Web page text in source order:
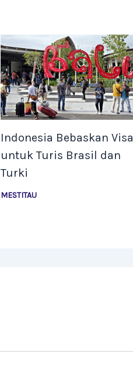
Indonesia Bebaskan Visa
untuk Turis Brasil dan
Turki
MESTITAU